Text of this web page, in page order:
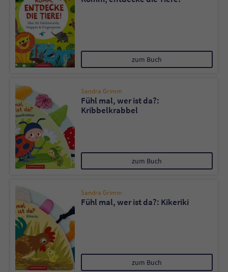
zum Buch
Sandra Grimm
Fühl mal, wer ist da?:
Kribbelkrabbel
zum Buch
Sandra Grimm
Fühl mal, wer ist da?: Kikeriki
zum Buch